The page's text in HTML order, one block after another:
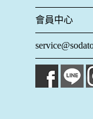
當您註冊成功，並
料。註冊時，本網
成功，並登入使用
其他除了上述，會
生的相關記錄，包
用的瀏覽器、瀏覽
的瀏覽器予以標示
會員中心